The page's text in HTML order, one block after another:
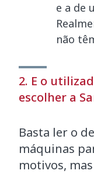
e a de
não
2. E o
escolher a
Basta ler o
máquinas
motivos,